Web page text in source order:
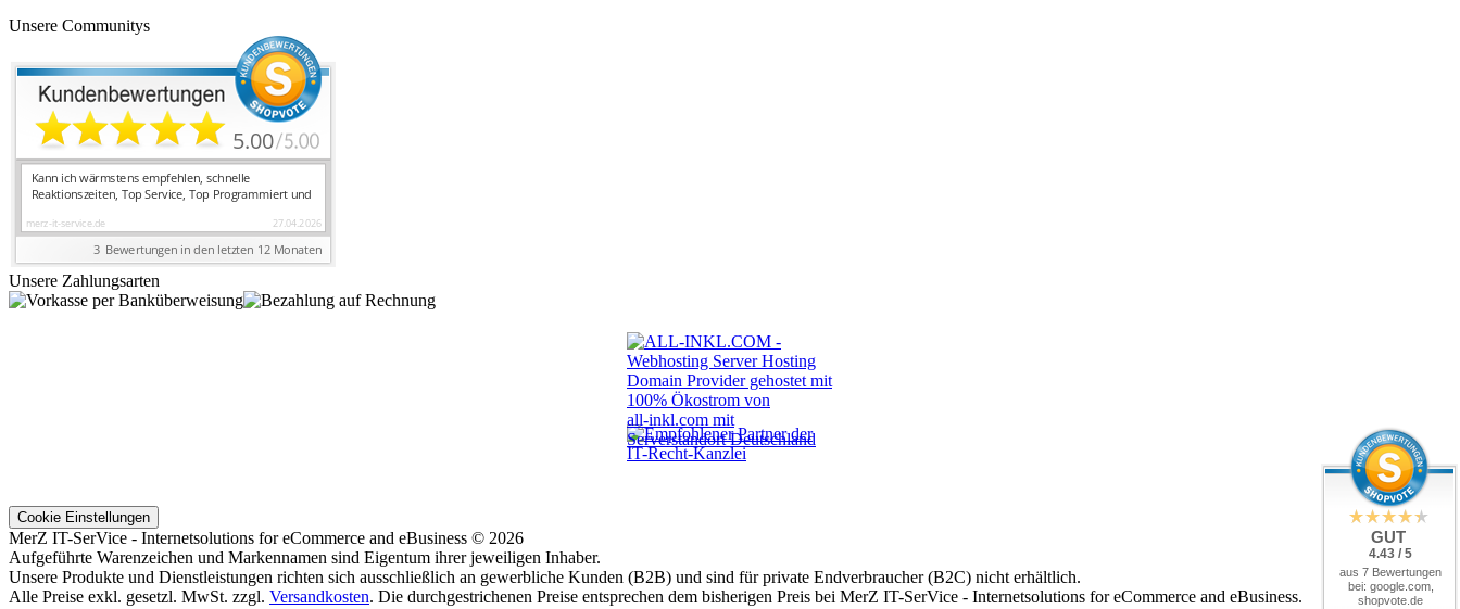
Unsere Communitys
Unsere Zahlungsarten
Cookie Einstellungen
MerZ IT-SerVice - Internetsolutions for eCommerce and eBusiness © 2026
Aufgeführte Warenzeichen und Markennamen sind Eigentum ihrer jeweiligen Inhaber.
Unsere Produkte und Dienstleistungen richten sich ausschließlich an gewerbliche Kunden (B2B) und sind für private Endverbraucher (B2C) nicht erhältlich.
Alle Preise exkl. gesetzl. MwSt. zzgl. Versandkosten. Die durchgestrichenen Preise entsprechen dem bisherigen Preis bei MerZ IT-SerVice - Internetsolutions for eCommerce and eBusiness.
GUT
4.43 / 5
aus 7 Bewertungen
bei: google.com,
shopvote.de